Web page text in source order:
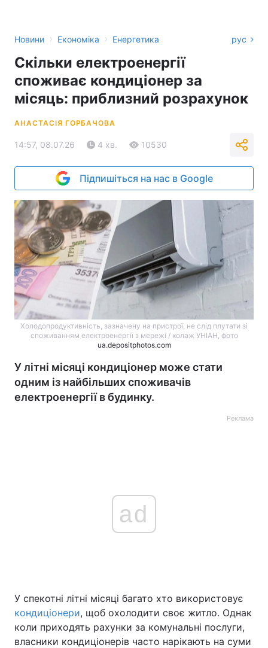
Новини › Економіка › Енергетика рус
Скільки електроенергії
споживає кондиціонер за
місяць: приблизний розрахунок
АНАСТАСІЯ ГОРБАЧОВА
14:57, 08.07.26 4 хв. 10530
Підпишіться на нас в Google
Холодопродуктивність, зазначену на пристрої, не слід плутати зі
споживанням електроенергії з мережі / колаж УНІАН, фото
ua.depositphotos.com
У літні місяці кондиціонер може стати
одним із найбільших споживачів
електроенергії в будинку.
Реклама
ad
У спекотні літні місяці багато хто використовує
кондиціонери, щоб охолодити своє житло. Однак
коли приходять рахунки за комунальні послуги,
власники кондиціонерів часто нарікають на суми